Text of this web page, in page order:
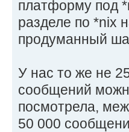
платформу под
разделе по *nix
продуманный
У нас то же не
сообщений
посмотрела,
50 000